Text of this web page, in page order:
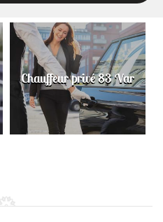
Chauffeur privé 83 Var